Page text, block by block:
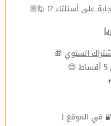
على أسئلتك⁉ 🙋🏼
السنوي 🎁